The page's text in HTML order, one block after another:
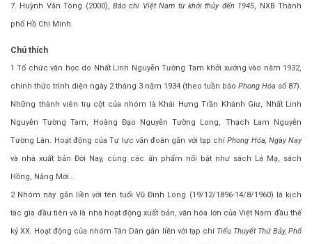
7. Huỳnh Văn Tòng (2000), Báo chí Việt Nam từ khởi thủy đến 1945, NXB Thành
phố Hồ Chí Minh.
Chú thích
1 Tổ chức văn học do Nhất Linh Nguyễn Tường Tam khởi xướng vào năm 1932,
chính thức trình diện ngày 2 tháng 3 năm 1934 (theo tuần báo Phong Hóa số 87).
Những thành viên trụ cột của nhóm là Khái Hưng Trần Khánh Giư, Nhất Linh
Nguyễn Tường Tam, Hoàng Đạo Nguyễn Tường Long, Thạch Lam Nguyễn
Tường Lân. Hoạt động của Tự lực văn đoàn gắn với tạp chíPhong Hóa, Ngày Nay
và nhà xuất bản Đời Nay, cùng các ấn phẩm nổi bật như sách Lá Mạ, sách
Hồng, Nắng Mới…
2 Nhóm này gắn liền với tên tuổi Vũ Đình Long (19/12/1896-14/8/1960) là kịch
tác gia đầu tiên và là nhà hoạt động xuất bản, văn hóa lớn của Việt Nam đầu thế
kỷ XX. Hoạt động của nhóm Tân Dân gắn liền với tạp chí Tiểu Thuyết Thứ Bảy, Phổ